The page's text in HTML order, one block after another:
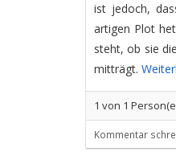
ist jedoch,
artigen Plot
steht, ob sie
mitträgt.
1 von 1
Kommentar